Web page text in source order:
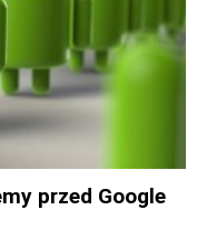
przed Google